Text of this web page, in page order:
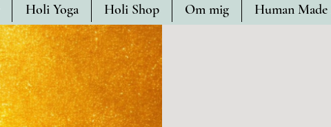
Holi Yoga Holi Shop Om mig Human Made